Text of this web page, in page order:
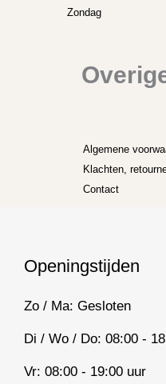
Zondag
Algemene
Klachten,
Contact
Openingstijden
Zo / Ma: Gesloten
Di / Wo / Do: 08:00 -
Vr: 08:00 - 19:00 uur